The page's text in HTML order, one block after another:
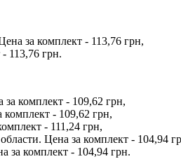
за комплект - 113,76 грн,
113,76 грн.
комплект - 109,62 грн,
комплект - 109,62 грн,
- 111,24 грн,
Цена за комплект - 104,94
за комплект - 104,94 грн.